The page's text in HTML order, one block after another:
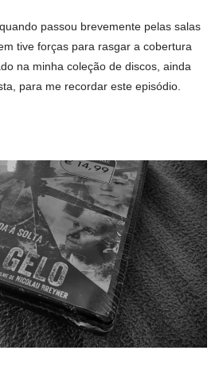
passou brevemente pelas salas
tive forças para rasgar a cobertura
na minha coleção de discos, ainda
para me recordar este episódio.